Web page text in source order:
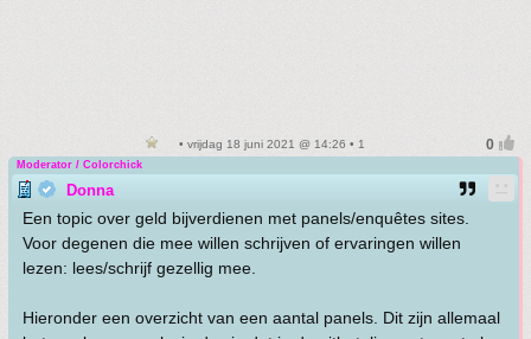
• vrijdag 18 juni 2021 @ 14:26 • 1
Moderator / Colorchick
Donna
Een topic over geld bijverdienen met panels/enquêtes sites.
Voor degenen die mee willen schrijven of ervaringen willen
lezen: lees/schrijf gezellig mee.
Hieronder een overzicht van een aantal panels. Dit zijn allemaal